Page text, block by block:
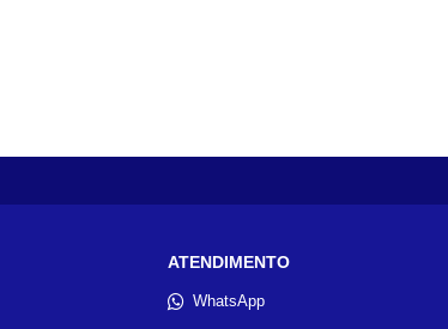
ATENDIMENTO
WhatsApp